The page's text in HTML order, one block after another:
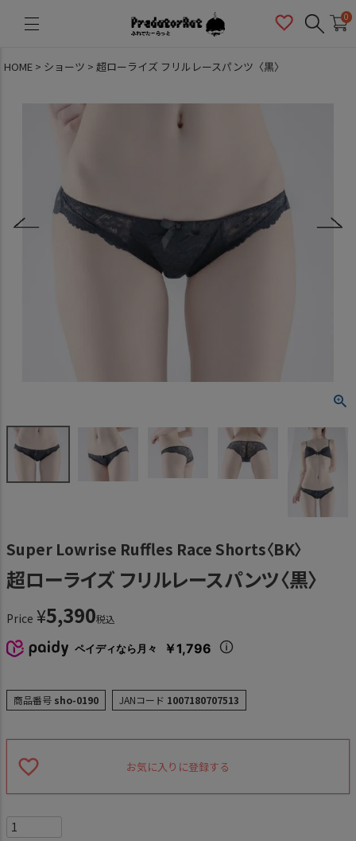
0
HOME ショーツ 超ローライズ フリルレースパンツ〈黒〉
Super Lowrise Ruffles Race Shorts〈BK〉
超ローライズ フリルレースパンツ〈黒〉
Price ¥5,390税込
ペイディなら月々 ￥1,796
商品番号 sho-0190 JANコード 1007180707513
お気に入りに登録する